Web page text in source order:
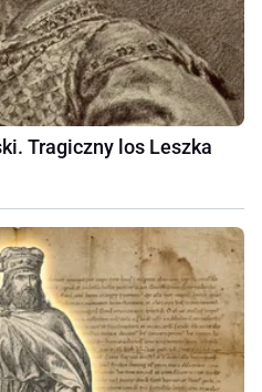
Tragiczny los Leszka